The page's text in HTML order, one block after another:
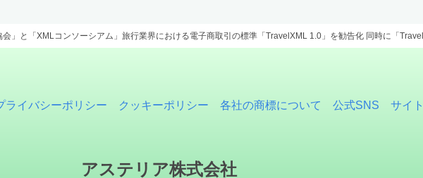
会」と「XMLコンソーシアム」旅行業界における電子商取引の標準「TravelXML 1.0」を勧告化 同時に「
ライバシーポリシー クッキーポリシー 各社の商標について 公式SNS サイ
アステリア株式会社